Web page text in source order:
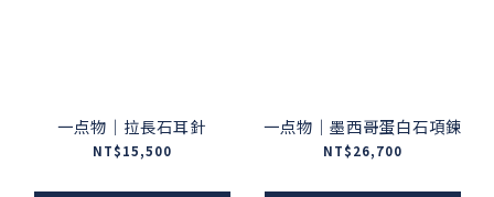
一点物｜拉長石耳針
NT$15,500
一点物｜墨西哥蛋白石項鍊
NT$26,700